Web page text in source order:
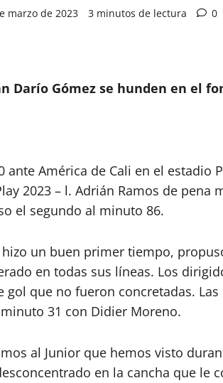
marzo de 2023 3 minutos de lectura 0
Darío Gómez se hunden en el
ante América de Cali en el estadio
2023 – l. Adrián Ramos de
el segundo al minuto 86.
un buen primer tiempo,
en todas sus líneas. Los
gol que no fueron concretadas.
31 con Didier Moreno.
al Junior que hemos visto
en la cancha que le